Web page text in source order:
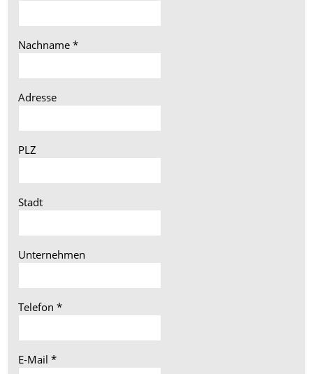
Nachname*
Adresse
PLZ
Stadt
Unternehmen
Telefon*
E-Mail*